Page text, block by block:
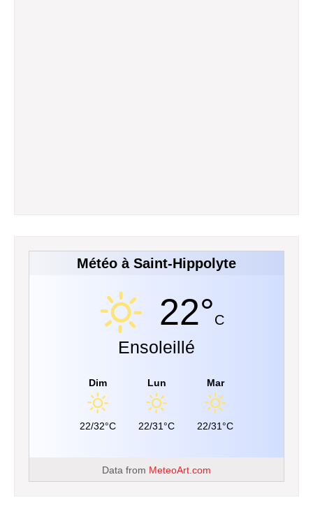
Météo à Saint-Hippolyte
22°C
Ensoleillé
Dim
22/32°C
Lun
22/31°C
Mar
22/31°C
Data from MeteoArt.com